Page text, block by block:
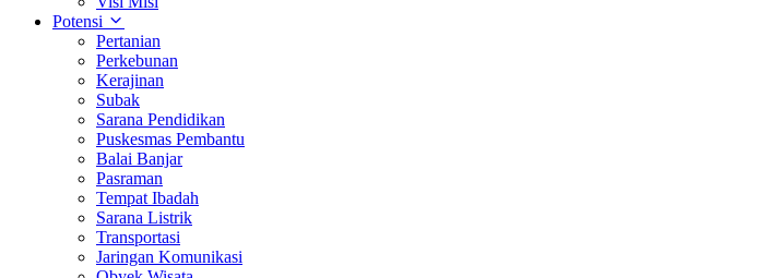
Potensi
Pertanian
Perkebunan
Kerajinan
Subak
Sarana Pendidikan
Puskesmas Pembantu
Balai Banjar
Pasraman
Tempat Ibadah
Sarana Listrik
Transportasi
Jaringan Komunikasi